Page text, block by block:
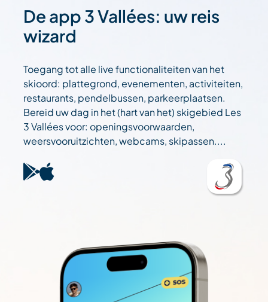
De app 3 Vallées: uw reis
wizard
Toegang tot alle live functionaliteiten van het
skioord: plattegrond, evenementen, activiteiten,
restaurants, pendelbussen, parkeerplaatsen.
Bereid uw dag in het (hart van het) skigebied Les
3 Vallées voor: openingsvoorwaarden,
weersvooruitzichten, webcams, skipassen....